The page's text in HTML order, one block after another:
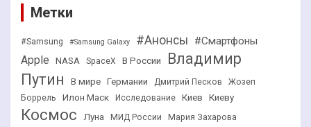
Метки
#Samsung #Samsung Galaxy #Анонсы #Смартфоны
Apple NASA SpaceX В России
Владимир
Путин
В мире Германии Дмитрий Песков
Жозеп
Боррель
Илон Маск Исследование Киев Киеву
Космос Луна МИД России Мария Захарова